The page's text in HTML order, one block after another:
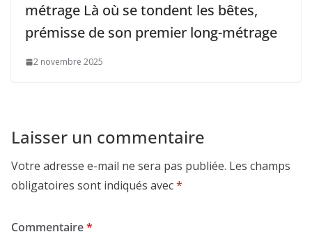
métrage Là où se tondent les bêtes,
prémisse de son premier long-métrage
2 novembre 2025
Laisser un commentaire
Votre adresse e-mail ne sera pas publiée. Les champs
obligatoires sont indiqués avec*
Commentaire*